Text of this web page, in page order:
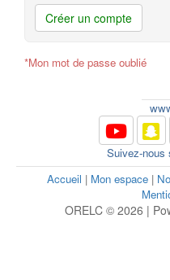
Créer un compte
*Mon mot de passe oublié
Suivez-nous
Accueil | Mon espace |
ORELC © 2026 |